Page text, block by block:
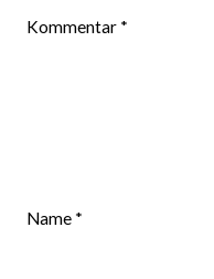
Kommentar *
Name *